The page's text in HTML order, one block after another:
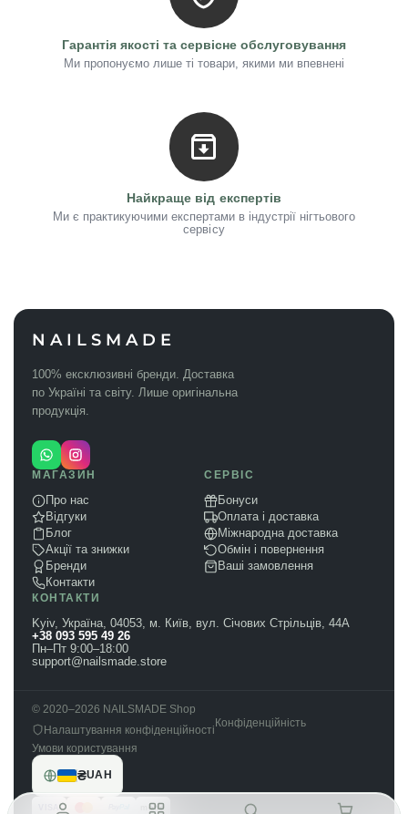
Гарантія якості та сервісне обслуговування
Ми пропонуємо лише ті товари, якими ми впевнені
Найкраще від експертів
Ми є практикуючими експертами в індустрії нігтьового
сервісу
NAILSMADE
100% ексклюзивні бренди. Доставка
по Україні та світу. Лише оригінальна
продукція.
МАГАЗИН
Про нас
Відгуки
Блог
Акції та знижки
Бренди
Контакти
СЕРВІС
Бонуси
Оплата і доставка
Міжнародна доставка
Обмін і повернення
Ваші замовлення
КОНТАКТИ
Kyiv, Україна, 04053, м. Київ, вул. Січових Стрільців, 44А
+38 093 595 49 26
Пн–Пт 9:00–18:00
support@nailsmade.store
© 2020–2026 NAILSMADE Shop
Налаштування конфіденційності
Конфіденційність
Умови користування
₴UAH
VISA mono